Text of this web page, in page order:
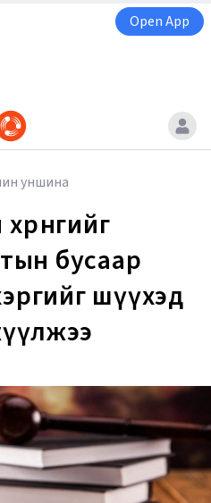
Open App
уншина
бусаар
шүүхэд